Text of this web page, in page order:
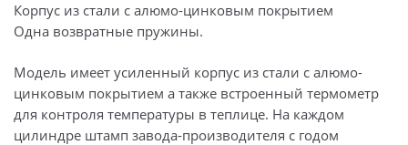
Корпус из стали с алюмо-цинковым покрытием
Одна возвратные пружины.
Модель имеет усиленный корпус из стали с алюмо-
цинковым покрытием а также встроенный термометр
для контроля температуры в теплице. На каждом
цилиндре штамп завода-производителя с годом